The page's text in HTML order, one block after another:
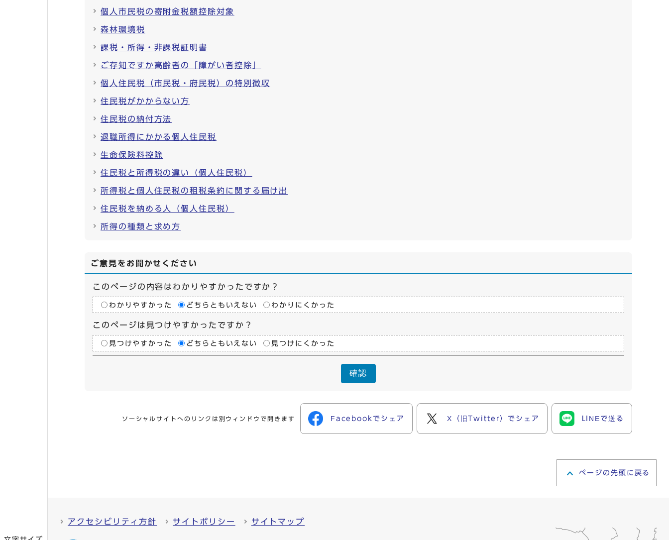
個人市民税の寄附金税額控除対象
森林環境税
課税・所得・非課税証明書
ご存知ですか高齢者の「障がい者控除」
個人住民税（市民税・府民税）の特別徴収
住民税がかからない方
住民税の納付方法
退職所得にかかる個人住民税
生命保険料控除
住民税と所得税の違い（個人住民税）
所得税と個人住民税の租税条約に関する届け出
住民税を納める人（個人住民税）
所得の種類と求め方
ご意見をお聞かせください
このページの内容はわかりやすかったですか？
わかりやすかった どちらともいえない わかりにくかった
このページは見つけやすかったですか？
見つけやすかった どちらともいえない 見つけにくかった
確認
ソーシャルサイトへのリンクは別ウィンドウで開きます Facebookでシェア X（旧Twitter）でシェア LINEで送る
ページの先頭に戻る
アクセシビリティ方針 サイトポリシー サイトマップ